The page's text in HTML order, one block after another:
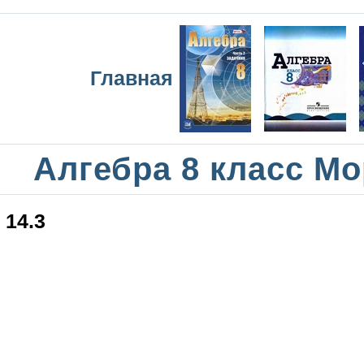
Главная
Алгебра 8 класс
14.3